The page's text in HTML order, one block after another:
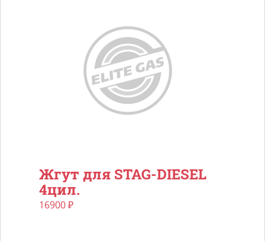
Жгут для STAG-DIESEL
4цил.
16900₽